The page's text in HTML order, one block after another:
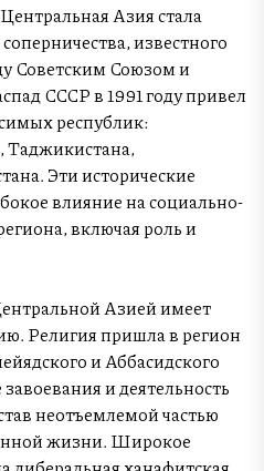
Азия стала
известного
Советским Союзом и
СССР в 1991 году привел
республик:
Таджикистана,
Эти исторические
влияние на социально-
включая роль и
Азией имеет
Религия пришла в регион
и Аббасидского
и деятельность
неотъемлемой частью
жизни. Широкое